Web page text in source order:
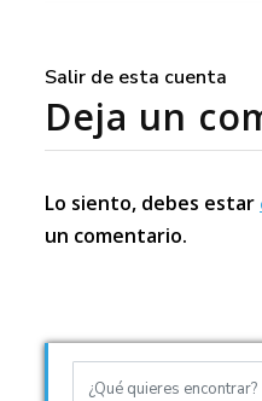
Salir de esta cuenta
Deja un
Lo siento, debes estar
un comentario.